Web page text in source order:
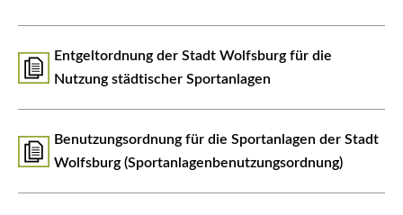
Entgeltordnung der Stadt Wolfsburg für die
Nutzung städtischer Sportanlagen
Benutzungsordnung für die Sportanlagen der Stadt
Wolfsburg (Sportanlagenbenutzungsordnung)